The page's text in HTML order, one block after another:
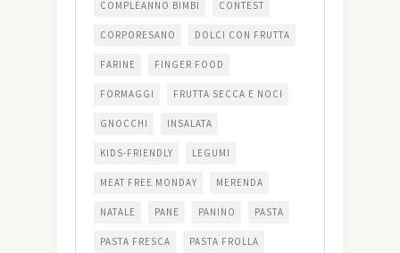
COMPLEANNO BIMBI CONTEST
CORPORESANO DOLCI CON FRUTTA
FARINE FINGER FOOD
FORMAGGI FRUTTA SECCA E NOCI
GNOCCHI INSALATA
KIDS-FRIENDLY LEGUMI
MEAT FREE MONDAY MERENDA
NATALE PANE PANINO PASTA
PASTA FRESCA PASTA FROLLA